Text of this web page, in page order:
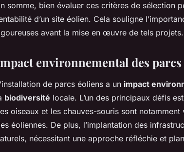
somme, bien évaluer ces critères de sélection
d’un site éolien. Cela souligne
avant la mise en œuvre de tels projets.
environnemental des
de parcs éoliens a un impact
biodiversité locale. L’un des principaux défis
oiseaux et les chauves-souris sont
éoliennes. De plus, l’implantation des
nécessitant une approche réfléchie et